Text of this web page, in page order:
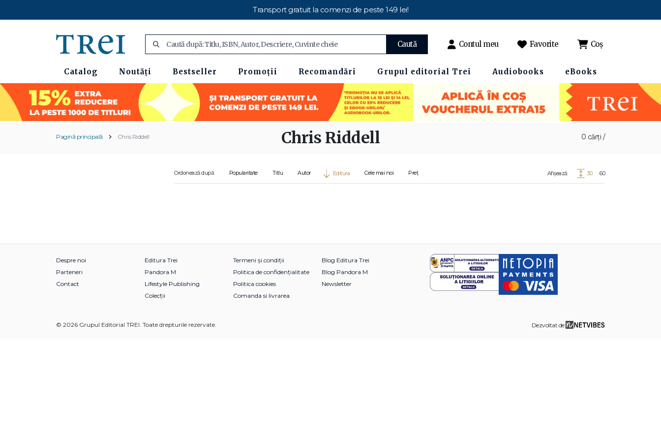
Transport gratuit la comenzi de peste 149 lei!
Caută Contul meu Favorite Coș
Catalog Noutăți Bestseller Promoții Recomandări Grupul editorial Trei Audiobooks eBooks
Pagină principală Chris Riddell 0 cărți /
Chris Riddell
Ordonează după: Popularitate Titlu Autor Editura Cele mai noi Preț Afișează: 30 60
Despre noi
Parteneri
Contact
Editura Trei
Pandora M
Lifestyle Publishing
Colecții
Termeni și condiții
Politica de confidențialitate
Politica cookies
Comanda si livrarea
Blog Editura Trei
Blog Pandora M
Newsletter
© 2026 Grupul Editorial TREI. Toate drepturile rezervate. Dezvoltat de: